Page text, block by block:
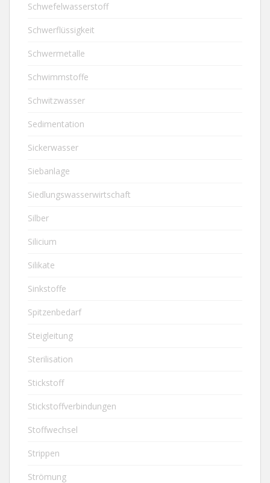
Schwefelwasserstoff
Schwerflüssigkeit
Schwermetalle
Schwimmstoffe
Schwitzwasser
Sedimentation
Sickerwasser
Siebanlage
Siedlungswasserwirtschaft
Silber
Silicium
Silikate
Sinkstoffe
Spitzenbedarf
Steigleitung
Sterilisation
Stickstoff
Stickstoffverbindungen
Stoffwechsel
Strippen
Strömung